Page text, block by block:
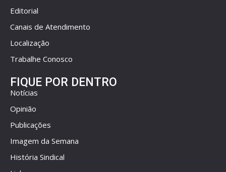
Editorial
Canais de Atendimento
Localização
Trabalhe Conosco
FIQUE POR DENTRO
Notícias
Opinião
Publicações
Imagem da Semana
História Sindical